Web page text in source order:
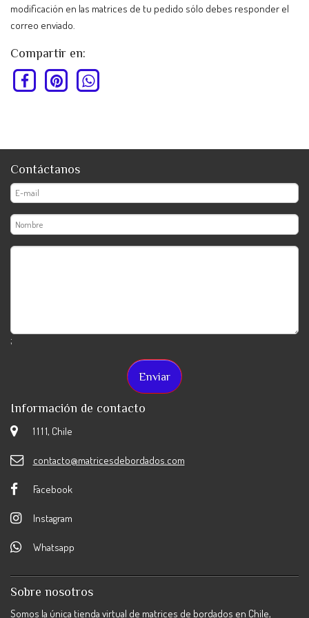
modificación en las matrices de tu pedido sólo debes responder el
correo enviado.
Compartir en:
Contáctanos
;
Información de contacto
1 1 1 1, Chile
contacto@matricesdebordados.com
Facebook
Instagram
Whatsapp
Sobre nosotros
Somos la única tienda virtual de matrices de bordados en Chile,